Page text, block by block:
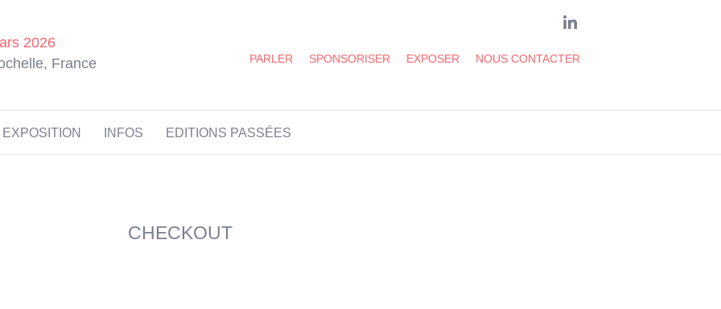
2026
France
EXPOSITION INFOS EDITIONS PASSÉES
LinkedIn
PARLER SPONSORISER EXPOSER NOUS CONTACTER
CHECKOUT